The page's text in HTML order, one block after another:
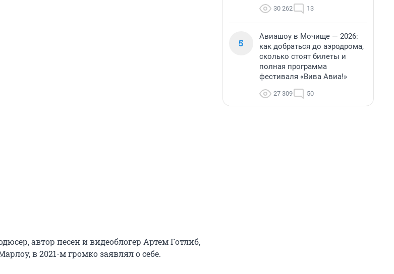
автор песен и видеоблогер Артем Готлиб,
в 2021-м громко заявлял о себе.
30 262 13
5
Авиашоу в Мочище — 2026:
как добраться до аэродрома,
сколько стоят билеты и
полная программа
фестиваля «Вива Авиа!»
27 309 50